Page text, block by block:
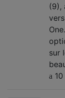
(9),
sur
10